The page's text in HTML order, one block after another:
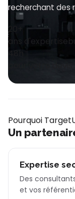
recherchant des
20+
ans d'expertise
4
48h
Pourquoi
Un
Expertise
Des
et vos